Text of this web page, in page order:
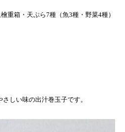
重箱・天ぷら7種（魚3種・野菜4種）
しい味の出汁巻玉子です。